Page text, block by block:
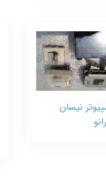
نیسان